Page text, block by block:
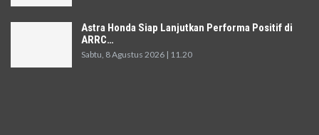
Astra Honda Siap Lanjutkan Performa Positif di
ARRC…
Sabtu, 8 Agustus 2026 | 11.20